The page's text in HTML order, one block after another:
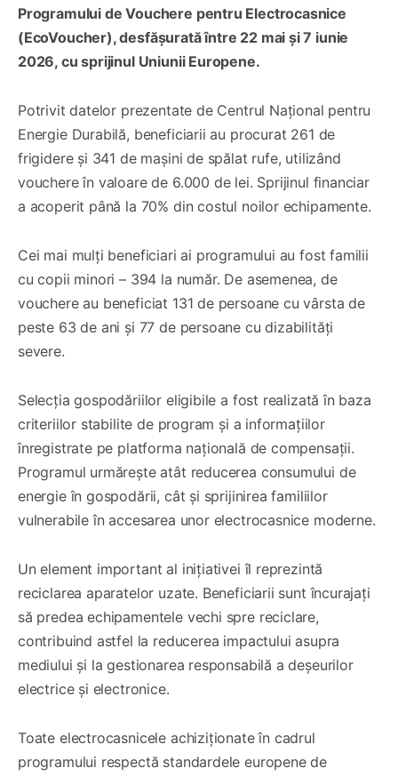
Programului de Vouchere pentru Electrocasnice
(EcoVoucher), desfășurată între 22 mai și 7 iunie
2026, cu sprijinul Uniunii Europene.
Potrivit datelor prezentate de Centrul Național pentru
Energie Durabilă, beneficiarii au procurat 261 de
frigidere și 341 de mașini de spălat rufe, utilizând
vouchere în valoare de 6.000 de lei. Sprijinul financiar
a acoperit până la 70% din costul noilor echipamente.
Cei mai mulți beneficiari ai programului au fost familii
cu copii minori – 394 la număr. De asemenea, de
vouchere au beneficiat 131 de persoane cu vârsta de
peste 63 de ani și 77 de persoane cu dizabilități
severe.
Selecția gospodăriilor eligibile a fost realizată în baza
criteriilor stabilite de program și a informațiilor
înregistrate pe platforma națională de compensații.
Programul urmărește atât reducerea consumului de
energie în gospodării, cât și sprijinirea familiilor
vulnerabile în accesarea unor electrocasnice moderne.
Un element important al inițiativei îl reprezintă
reciclarea aparatelor uzate. Beneficiarii sunt încurajați
să predea echipamentele vechi spre reciclare,
contribuind astfel la reducerea impactului asupra
mediului și la gestionarea responsabilă a deșeurilor
electrice și electronice.
Toate electrocasnicele achiziționate în cadrul
programului respectă standardele europene de